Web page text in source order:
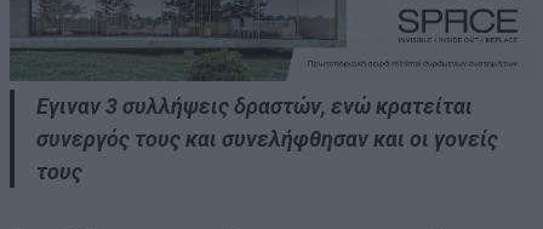
Εγιναν 3 συλλήψεις δραστών, ενώ κρατείται
συνεργός τους και συνελήφθησαν και οι γονείς
τους